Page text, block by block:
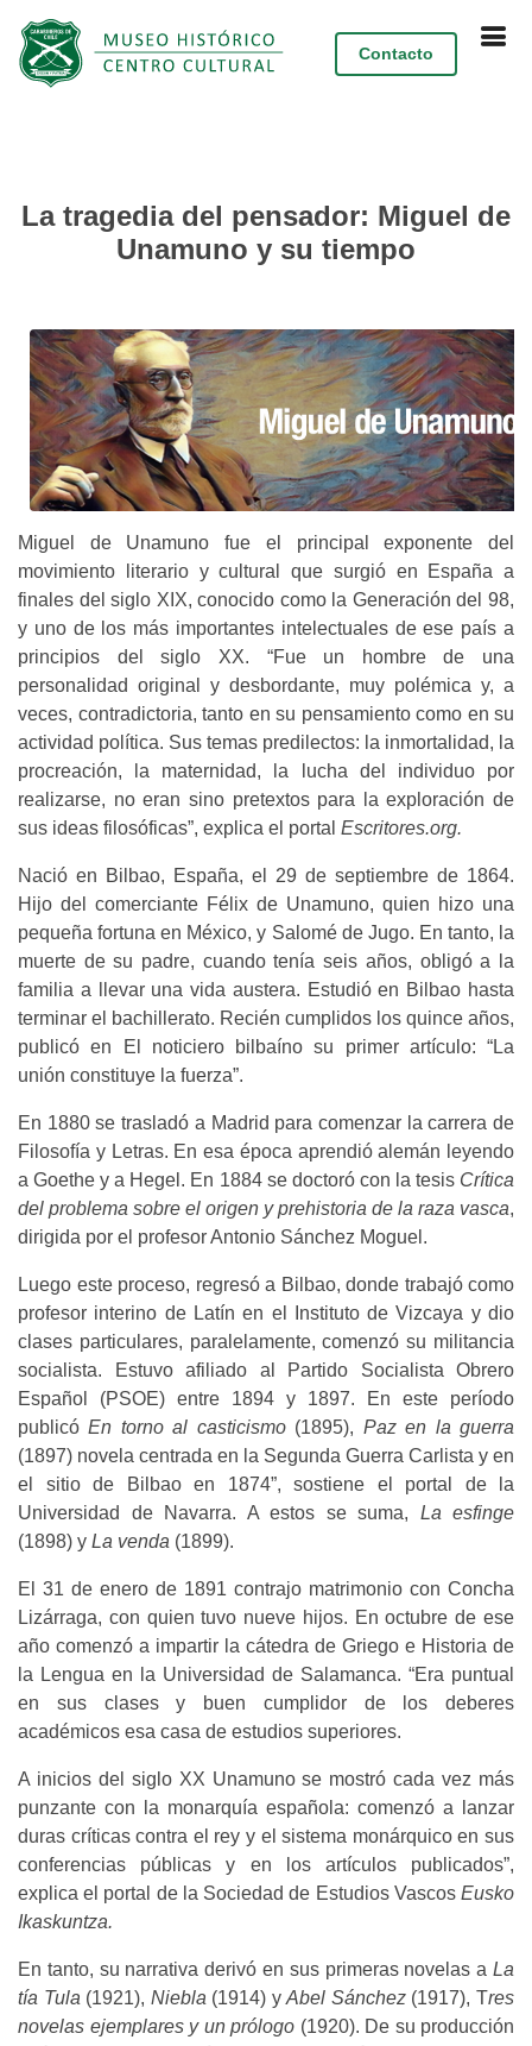
Contacto
La tragedia del pensador: Miguel de
Unamuno y su tiempo
Miguel de Unamuno fue el principal exponente del
movimiento literario y cultural que surgió en España a
finales del siglo XIX, conocido como la Generación del 98,
y uno de los más importantes intelectuales de ese país a
principios del siglo XX. “Fue un hombre de una
personalidad original y desbordante, muy polémica y, a
veces, contradictoria, tanto en su pensamiento como en su
actividad política. Sus temas predilectos: la inmortalidad, la
procreación, la maternidad, la lucha del individuo por
realizarse, no eran sino pretextos para la exploración de
sus ideas filosóficas”, explica el portal Escritores.org.
Nació en Bilbao, España, el 29 de septiembre de 1864.
Hijo del comerciante Félix de Unamuno, quien hizo una
pequeña fortuna en México, y Salomé de Jugo. En tanto, la
muerte de su padre, cuando tenía seis años, obligó a la
familia a llevar una vida austera. Estudió en Bilbao hasta
terminar el bachillerato. Recién cumplidos los quince años,
publicó en El noticiero bilbaíno su primer artículo: “La
unión constituye la fuerza”.
En 1880 se trasladó a Madrid para comenzar la carrera de
Filosofía y Letras. En esa época aprendió alemán leyendo
a Goethe y a Hegel. En 1884 se doctoró con la tesis Crítica
del problema sobre el origen y prehistoria de la raza vasca,
dirigida por el profesor Antonio Sánchez Moguel.
Luego este proceso, regresó a Bilbao, donde trabajó como
profesor interino de Latín en el Instituto de Vizcaya y dio
clases particulares, paralelamente, comenzó su militancia
socialista. Estuvo afiliado al Partido Socialista Obrero
Español (PSOE) entre 1894 y 1897. En este período
publicóEn torno al casticismo(1895), Paz en la guerra
(1897) novela centrada en la Segunda Guerra Carlista y en
el sitio de Bilbao en 1874”, sostiene el portal de la
Universidad de Navarra. A estos se suma, La esfinge
(1898) y La venda (1899).
El 31 de enero de 1891 contrajo matrimonio con Concha
Lizárraga, con quien tuvo nueve hijos. En octubre de ese
año comenzó a impartir la cátedra de Griego e Historia de
la Lengua en la Universidad de Salamanca. “Era puntual
en sus clases y buen cumplidor de los deberes
académicos esa casa de estudios superiores.
A inicios del siglo XX Unamuno se mostró cada vez más
punzante con la monarquía española: comenzó a lanzar
duras críticas contra el rey y el sistema monárquico en sus
conferencias públicas y en los artículos publicados”,
explica el portal de la Sociedad de Estudios Vascos Eusko
Ikaskuntza.
En tanto, su narrativa derivó en sus primeras novelas a La
tía Tula (1921), Niebla (1914) yAbel Sánchez(1917), Tres
novelas ejemplares y un prólogo (1920). De su producción